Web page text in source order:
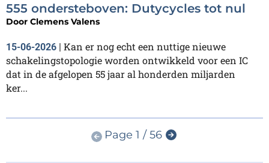
555 ondersteboven: Dutycycles tot nul
Door Clemens Valens
15-06-2026 | Kan er nog echt een nuttige nieuwe
schakelingstopologie worden ontwikkeld voor een IC
dat in de afgelopen 55 jaar al honderden miljarden
ker...
Page 1 / 56